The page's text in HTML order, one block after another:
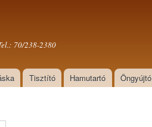
70/238-2380
Tisztító Hamutartó Öngyújtó